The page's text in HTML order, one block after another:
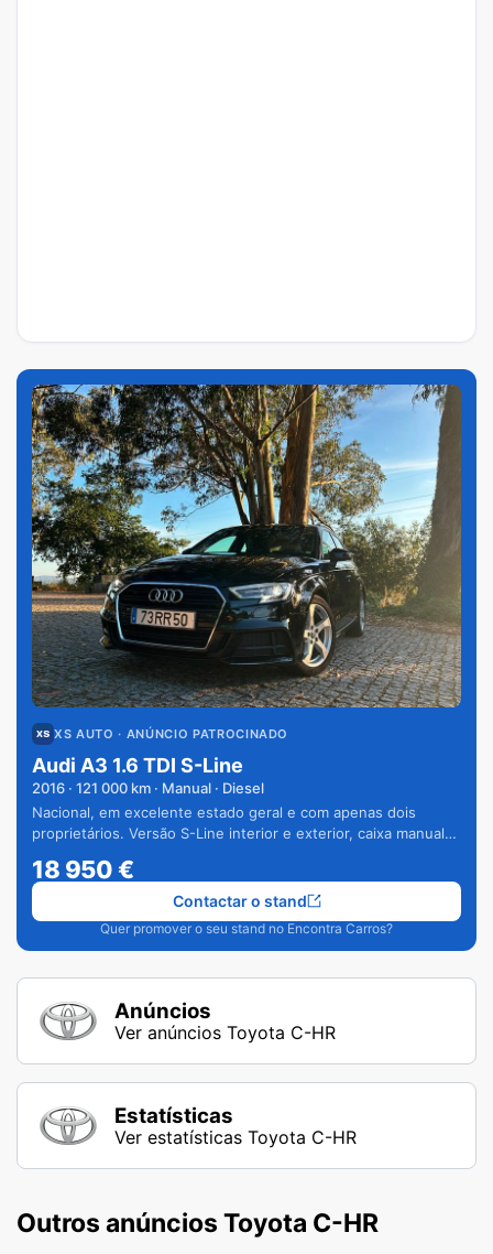
XS AUTO · ANÚNCIO PATROCINADO
Audi A3 1.6 TDI S-Line
2016 · 121 000 km · Manual · Diesel
Nacional, em excelente estado geral e com apenas dois
proprietários. Versão S-Line interior e exterior, caixa manual
18 950€
Quer promover o seu stand no Encontra Carros?
Contactar o stand
Anúncios
Ver anúncios Toyota C-HR
Estatísticas
Ver estatísticas Toyota C-HR
Outros anúncios Toyota C-HR